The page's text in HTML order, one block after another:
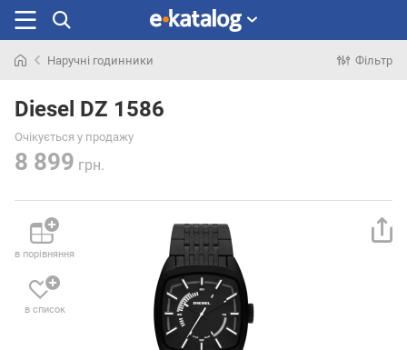
раніше
Наручні годинники Фільтр
Diesel DZ 1586
Очікується у продажу
8 899 грн.
в порівняння
в список